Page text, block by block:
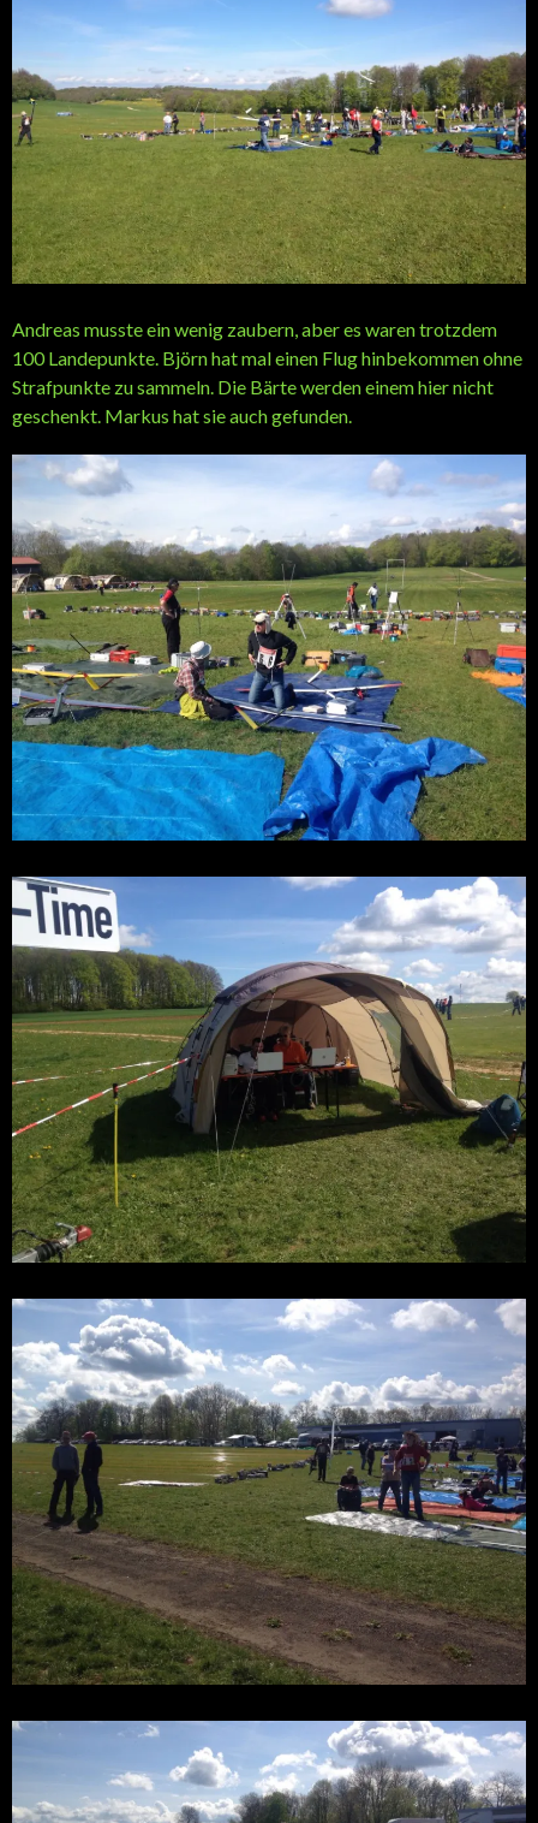
Andreas musste ein wenig zaubern, aber es waren trotzdem
100 Landepunkte. Björn hat mal einen Flug hinbekommen ohne
Strafpunkte zu sammeln. Die Bärte werden einem hier nicht
geschenkt. Markus hat sie auch gefunden.